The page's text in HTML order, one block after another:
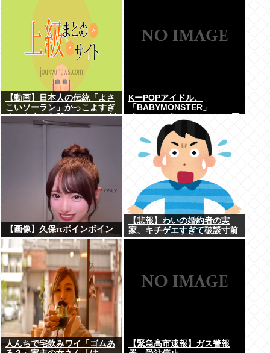
【動画】日本人の伝統「よさ
こいソーラン」かっこよすぎ
る。古来から我々のDNAに刻
まれた踊り
KーPOPアイドル、
「BABYMONSTER」
「ILLIT」「RESCENE」の三
国志時代に突入！
【画像】久保πボインボイン
【悲報】わいの婚約者の実
家、キチゲエすぎて破談寸前
人んちで宅飲みワイ「ゴムあ
【緊急高市速報】ガス警報